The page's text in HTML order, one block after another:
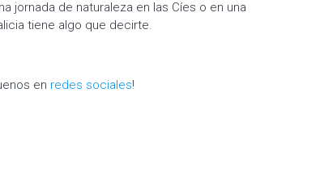
jornada de naturaleza en las Cíes o en una
tiene algo que decirte.
en redes sociales!